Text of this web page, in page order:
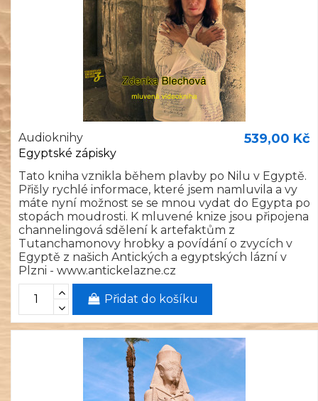
Audioknihy
Egyptské zápisky
539,00 Kč
Tato kniha vznikla během plavby po Nilu v Egyptě.
Přišly rychlé informace, které jsem namluvila a vy
máte nyní možnost se se mnou vydat do Egypta po
stopách moudrosti. K mluvené knize jsou připojena
channelingová sdělení k artefaktům z
Tutanchamonovy hrobky a povídání o zvycích v
Egyptě z našich Antických a egyptských lázní v
Plzni - www.antickelazne.cz
Přidat do košíku